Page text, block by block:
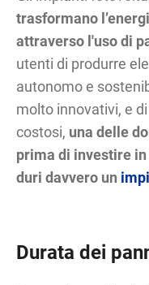
trasformano
attraverso l'uso di
utenti di produrre
autonomo e
molto innovativi, e
costosi, una delle
prima di investire
duri davvero un
Durata dei